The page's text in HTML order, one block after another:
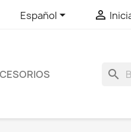
Español 
search